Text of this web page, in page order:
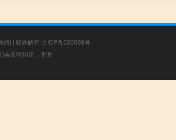
图 | 疑难解答 京ICP备030098号
会及时纠正，谢谢